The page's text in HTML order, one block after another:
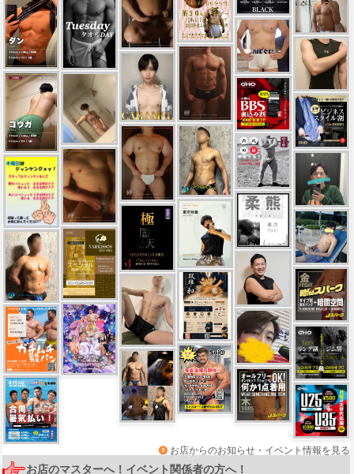
お店からのお知らせ・イベント情報を見る
お店のマスターへ！イベント関係者の方へ！